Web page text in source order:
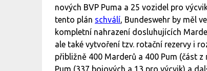
nových BVP Puma a 25 vozidel pro
tento plán schválí, Bundeswehr by měl
kompletní nahrazení dosluhujících
ale také vytvoření tzv. rotační rezervy i
přibližně 400 Marderů a 400 Pum (část
Pum (337 bojových a 13 pro výcvik) a